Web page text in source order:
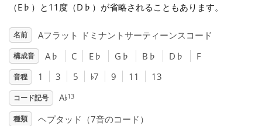
Français
（E ♭ ）と11度（D ♭ ）が省略されることもあります。
名前 Aフラット ドミナントサーティーンスコード
構成音 A♭ C E ♭ G ♭ B ♭ D ♭ F
音程 1 3 5 ♭7 9 11 13
コード記号 A♭13
種類 ヘプタッド（7音のコード）